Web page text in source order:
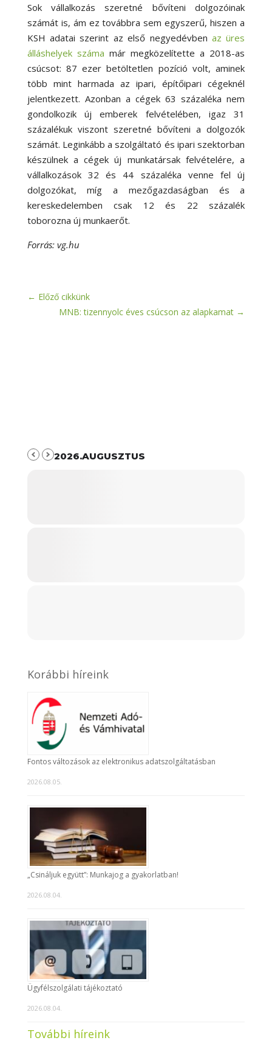
Sok vállalkozás szeretné bővíteni dolgozóinak
számát is, ám ez továbbra sem egyszerű, hiszen a
KSH adatai szerint az első negyedévben az üres
álláshelyek száma már megközelítette a 2018-as
csúcsot: 87 ezer betöltetlen pozíció volt, aminek
több mint harmada az ipari, építőipari cégeknél
jelentkezett. Azonban a cégek 63 százaléka nem
gondolkozik új emberek felvételében, igaz 31
százalékuk viszont szeretné bővíteni a dolgozók
számát. Leginkább a szolgáltató és ipari szektorban
készülnek a cégek új munkatársak felvételére, a
vállalkozások 32 és 44 százaléka venne fel új
dolgozókat, míg a mezőgazdaságban és a
kereskedelemben csak 12 és 22 százalék
toborozna új munkaerőt.
Forrás: vg.hu
← Előző cikkünk
MNB: tizennyolc éves csúcson az alapkamat →
2026.AUGUSZTUS
Korábbi híreink
Fontos változások az elektronikus adatszolgáltatásban
2026.08.05.
„Csináljuk együtt”: Munkajog a gyakorlatban!
2026.08.04.
Ügyfélszolgálati tájékoztató
2026.08.04.
További híreink